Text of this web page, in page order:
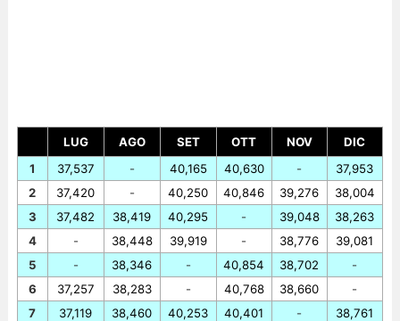
LUG AGO SET OTT NOV
DIC
1
2
3
4
5
6
7
37,537
37,420
37,482
-
-
37,257
37,119
-
-
38,419
38,448
38,346
38,283
38,460
40,165
40,250
40,295
39,919
-
-
40,253
40,630
40,846
-
-
40,854
40,768
40,401
-
39,276
39,048
38,776
38,702
38,660
-
37,953
38,004
38,263
39,081
-
-
38,761